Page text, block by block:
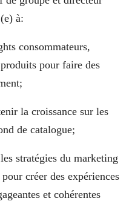
à:
consommateurs,
pour faire des
la croissance sur les
de catalogue;
stratégies du marketing
créer des expériences
et cohérentes